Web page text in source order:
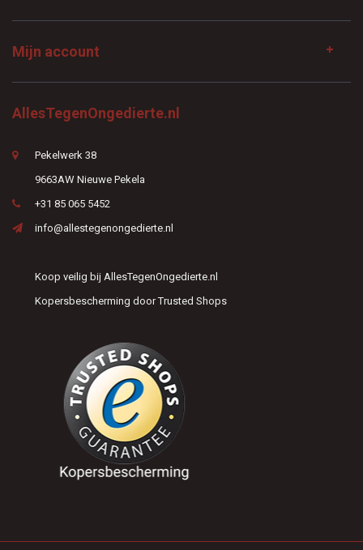
Mijn account
AllesTegenOngedierte.nl
Pekelwerk 38
9663AW Nieuwe Pekela
+31 85 065 5452
info@allestegenongedierte.nl
Koop veilig bij AllesTegenOngedierte.nl
Kopersbescherming door Trusted Shops